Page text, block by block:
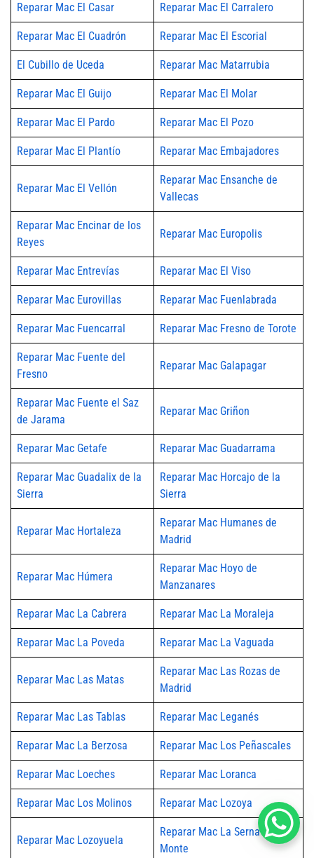
Reparar Mac El Casar Reparar Mac El Carralero
Reparar Mac El Cuadrón Reparar Mac El Escorial
El Cubillo de Uceda Reparar Mac Matarrubia
Reparar Mac El Guijo Reparar Mac El Molar
Reparar Mac El Pardo Reparar Mac El Pozo
Reparar Mac El Plantío Reparar Mac Embajadores
Reparar Mac El Vellón
Reparar Mac Ensanche de
Vallecas
Reparar Mac Encinar de los
Reyes
Reparar Mac Europolis
Reparar Mac Entrevías Reparar Mac El Viso
Reparar Mac Eurovillas Reparar Mac Fuenlabrada
Reparar Mac Fuencarral Reparar Mac Fresno de Torote
Reparar Mac Fuente del
Fresno
Reparar Mac Galapagar
Reparar Mac Fuente el Saz
de Jarama
Reparar Mac Griñon
Reparar Mac Getafe Reparar Mac Guadarrama
Reparar Mac Guadalix de la
Sierra
Reparar Mac Horcajo de la
Sierra
Reparar Mac Hortaleza
Reparar Mac Humanes de
Madrid
Reparar Mac Húmera
Reparar Mac Hoyo de
Manzanares
Reparar Mac La Cabrera Reparar Mac La Moraleja
Reparar Mac La Poveda Reparar Mac La Vaguada
Reparar Mac Las Matas
Reparar Mac Las Rozas de
Madrid
Reparar Mac Las Tablas Reparar Mac Leganés
Reparar Mac La Berzosa Reparar Mac Los Peñascales
Reparar Mac Loeches Reparar Mac Loranca
Reparar Mac Los Molinos Reparar Mac Lozoya
Reparar Mac Lozoyuela
Reparar Mac La Serna del
Monte